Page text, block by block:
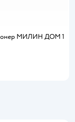
МИЛИН ДОМ 1
о появлении